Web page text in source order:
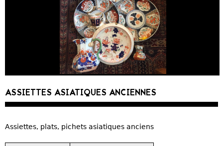
MOBILIER
LUMINAIRES
TABLEAUX
VIEUX PAPIERS
OBJETS DÉCORATIFS
ASSIETTES ASIATIQUES ANCIENNES
Assiettes, plats, pichets asiatiques anciens